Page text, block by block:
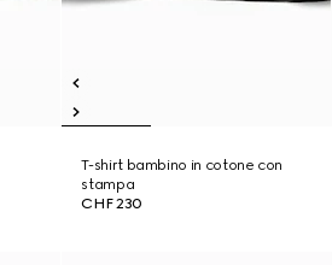
T-shirt bambino in cotone con
stampa
CHF 230